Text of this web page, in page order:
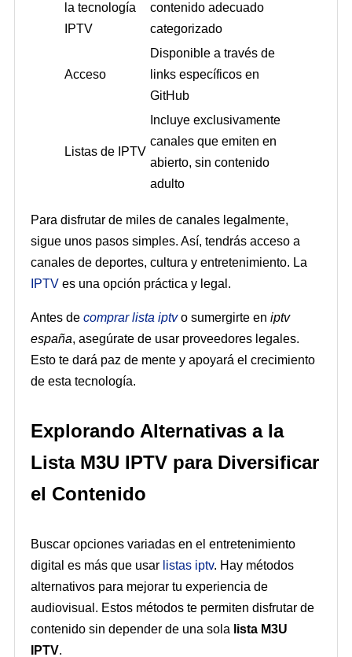
la tecnología
IPTV
contenido adecuado
categorizado
Acceso
Disponible a través de
links específicos en
GitHub
Listas de IPTV
Incluye exclusivamente
canales que emiten en
abierto, sin contenido
adulto
Para disfrutar de miles de canales legalmente,
sigue unos pasos simples. Así, tendrás acceso a
canales de deportes, cultura y entretenimiento. La
IPTV es una opción práctica y legal.
Antes de comprar lista iptvo sumergirte en iptv
españa, asegúrate de usar proveedores legales.
Esto te dará paz de mente y apoyará el crecimiento
de esta tecnología.
Explorando Alternativas a la
Lista M3U IPTV para Diversificar
el Contenido
Buscar opciones variadas en el entretenimiento
digital es más que usar listas iptv. Hay métodos
alternativos para mejorar tu experiencia de
audiovisual. Estos métodos te permiten disfrutar de
contenido sin depender de una sola lista M3U
IPTV.